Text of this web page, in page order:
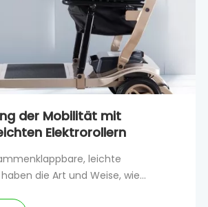
der Mobilität mit
Elektrorollern
leichte
die Art und Weise, wie